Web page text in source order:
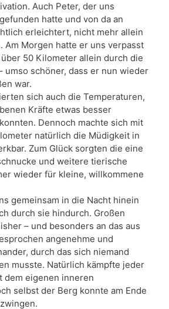
Auch Peter, der uns
hatte und von da an
erleichtert, nicht mehr allein
Am Morgen hatte er uns verpasst
50 Kilometer allein durch die
umso schöner, dass er nun wieder
war.
sich auch die Temperaturen,
Kräfte etwas besser
Dennoch machte sich mit
natürlich die Müdigkeit in
Zum Glück sorgten die eine
und weitere tierische
wieder für kleine, willkommene
gemeinsam in die Nacht hinein
durch sie hindurch. Großen
– und besonders an das aus
angenehme und
durch das sich niemand
musste. Natürlich kämpfte jeder
dem eigenen inneren
selbst der Berg konnte am Ende